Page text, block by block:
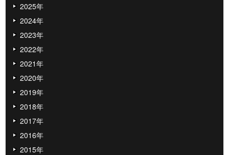
2025年
2024年
2023年
2022年
2021年
2020年
2019年
2018年
2017年
2016年
2015年